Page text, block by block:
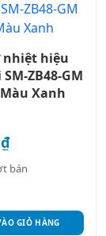
hiệu
ZB48-GM
Màu Xanh
₫
bán
GIỎ HÀNG